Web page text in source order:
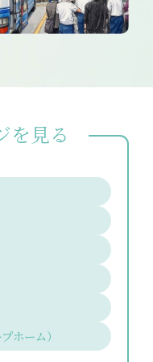
を見る
ホーム）